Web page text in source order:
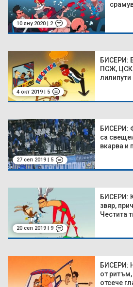
10 яну 2020 | 2
4 окт 2019 | 5
БИСЕРИ:
ПСЖ,
лилипути
27 сеп 2019 | 5
БИСЕРИ:
са
вкарва и
20 сеп 2019 | 9
БИСЕРИ:
звяр,
Честита
БИСЕРИ:
от
отсече